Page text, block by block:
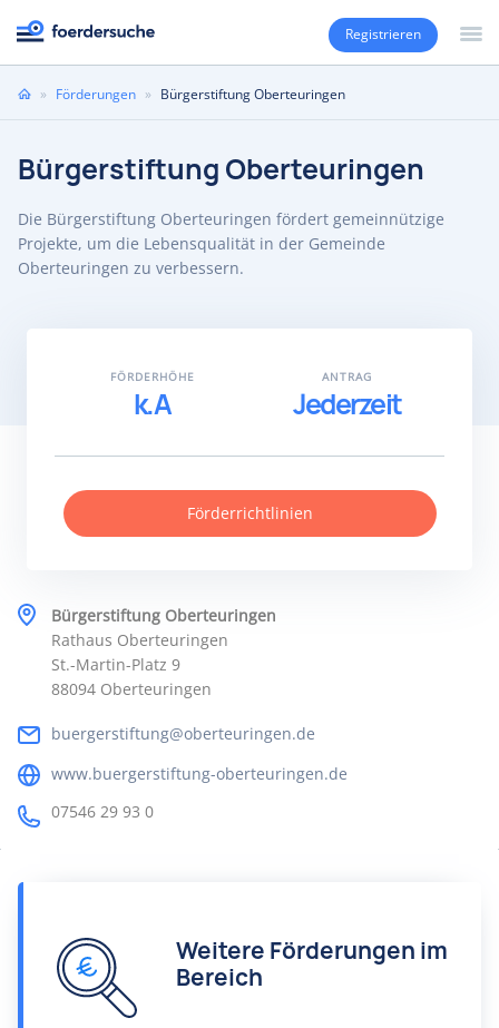
Registrieren
Sie» Förderungen » Bürgerstiftung Oberteuringen
Bürgerstiftung Oberteuringen
Die Bürgerstiftung Oberteuringen fördert gemeinnützige
Projekte, um die Lebensqualität in der Gemeinde
Oberteuringen zu verbessern.
Bürgerstiftung Oberteuringen
Rathaus Oberteuringen
St.-Martin-Platz 9
88094 Oberteuringen
buergerstiftung@oberteuringen.de
www.buergerstiftung-oberteuringen.de
07546 29 93 0
FÖRDERHÖHE
k.A
ANTRAG
Jederzeit
Förderrichtlinien
Weitere Förderungen im
Bereich